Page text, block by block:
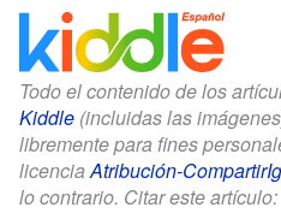
Todo el contenido de los
Kiddle (incluidas las
libremente para fines
licenciaAtribución-
lo contrario. Citar este artículo: